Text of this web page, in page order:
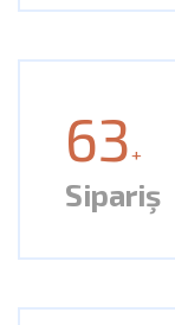
63+
Sipariş